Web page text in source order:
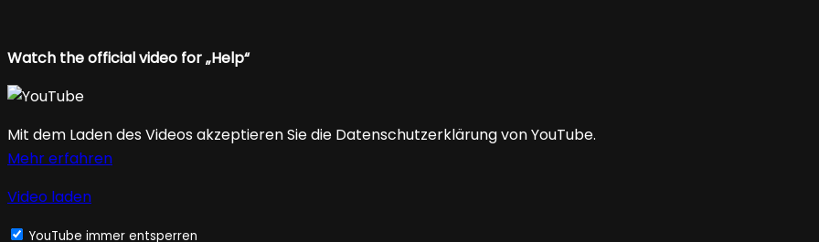
Watch the official video for „Help“
Mit dem Laden des Videos akzeptieren Sie die Datenschutzerklärung von YouTube.
Mehr erfahren
Video laden
YouTube immer entsperren